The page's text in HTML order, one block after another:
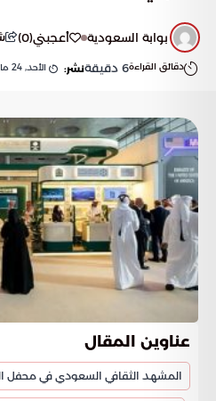
بوابة السعودية أعجبني(
0
)
دقائق القراءة6 دقيقةنشر: الأحد, 24 مايو
عناوين المقال
المشهد الثقافي السعودي في محفل